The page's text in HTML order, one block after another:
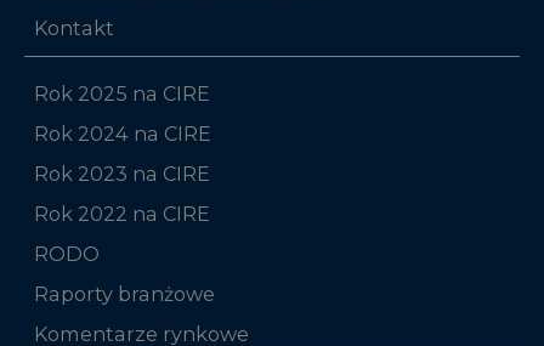
Kontakt
Rok 2025 na CIRE
Rok 2024 na CIRE
Rok 2023 na CIRE
Rok 2022 na CIRE
RODO
Raporty branżowe
Komentarze rynkowe